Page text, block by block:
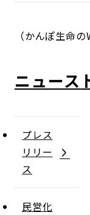
（かんぽ生命
ニュース
プレス
リリー
ス
民営化